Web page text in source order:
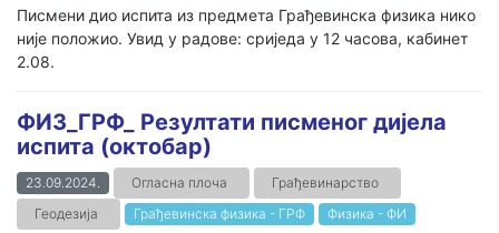
Писмени дио испита из предмета Грађевинска физика нико
није положио. Увид у радове: сриједа у 12 часова, кабинет
2.08.
ФИЗ_ГРФ_ Резултати писменог дијела
испита (октобар)
23.09.2024. Огласна плоча
Грађевинарство
Геодезија
Грађевинска физика - ГРФ Физика - ФИ